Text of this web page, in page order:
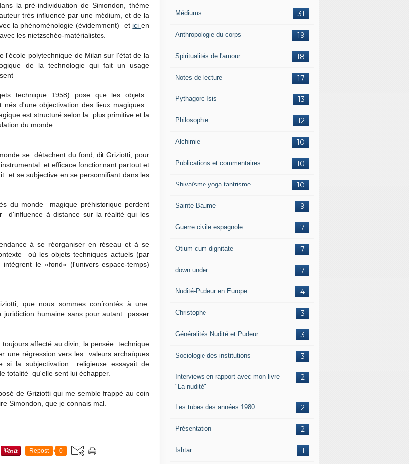
la pré-individuation de Simondon, thème
très influencé par une médium, et de la
la phénoménologie (évidemment) et icien
les nietzschéo-matérialistes.
l'école polytechnique de Milan sur l'état de la
de la technologie qui fait un usage
technique 1958) pose que les objets
d'une objectivation des lieux magiques
est structuré selon la plus primitive et la
du monde
se détachent du fond, dit Griziotti, pour
et efficace fonctionnant partout et
et se subjective en se personnifiant dans les
du monde magique préhistorique perdent
d'influence à distance sur la réalité qui les
à se réorganiser en réseau et à se
où les objets techniques actuels (par
le «fond» (l'univers espace-temps)
que nous sommes confrontés à une
juridiction humaine sans pour autant passer
affecté au divin, la pensée technique
une régression vers les valeurs archaïques
si la subjectivation religieuse essayait de
totalité qu'elle sent lui échapper.
de Griziotti qui me semble frappé au coin
Simondon, que je connais mal.
Repost 0
31
Médiums
19
Anthropologie du corps
18
Spiritualités de l'amour
17
Notes de lecture
13
Pythagore-Isis
12
Philosophie
10
Alchimie
10
Publications et commentaires
10
Shivaïsme yoga tantrisme
9
Sainte-Baume
7
Guerre civile espagnole
7
Otium cum dignitate
7
down.under
4
Nudité-Pudeur en Europe
3
Christophe
3
Généralités Nudité et Pudeur
3
Sociologie des institutions
2
Interviews en rapport avec mon livre
"La nudité"
2
Les tubes des années 1980
2
Présentation
1
Ishtar